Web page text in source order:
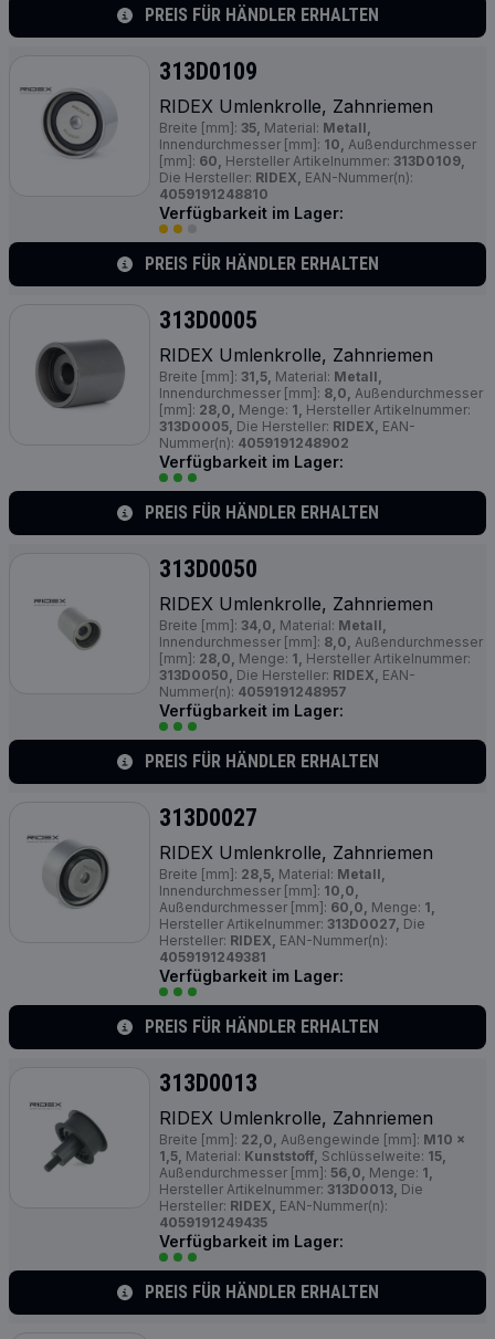
PREIS FÜR HÄNDLER ERHALTEN
313D0109
RIDEX Umlenkrolle, Zahnriemen
Breite [mm]: 35, Material: Metall,
Innendurchmesser [mm]: 10, Außendurchmesser
[mm]: 60, Hersteller Artikelnummer: 313D0109,
Die Hersteller: RIDEX, EAN-Nummer(n):
4059191248810
Verfügbarkeit im Lager:
PREIS FÜR HÄNDLER ERHALTEN
313D0005
RIDEX Umlenkrolle, Zahnriemen
Breite [mm]: 31,5, Material: Metall,
Innendurchmesser [mm]: 8,0, Außendurchmesser
[mm]: 28,0, Menge: 1, Hersteller Artikelnummer:
313D0005, Die Hersteller: RIDEX, EAN-
Nummer(n): 4059191248902
Verfügbarkeit im Lager:
PREIS FÜR HÄNDLER ERHALTEN
313D0050
RIDEX Umlenkrolle, Zahnriemen
Breite [mm]: 34,0, Material: Metall,
Innendurchmesser [mm]: 8,0, Außendurchmesser
[mm]: 28,0, Menge: 1, Hersteller Artikelnummer:
313D0050, Die Hersteller: RIDEX, EAN-
Nummer(n): 4059191248957
Verfügbarkeit im Lager:
PREIS FÜR HÄNDLER ERHALTEN
313D0027
RIDEX Umlenkrolle, Zahnriemen
Breite [mm]: 28,5, Material: Metall,
Innendurchmesser [mm]: 10,0,
Außendurchmesser [mm]: 60,0, Menge: 1,
Hersteller Artikelnummer: 313D0027, Die
Hersteller: RIDEX, EAN-Nummer(n):
4059191249381
Verfügbarkeit im Lager:
PREIS FÜR HÄNDLER ERHALTEN
313D0013
RIDEX Umlenkrolle, Zahnriemen
Breite [mm]: 22,0, Außengewinde [mm]: M10 x
1,5, Material: Kunststoff, Schlüsselweite: 15,
Außendurchmesser [mm]: 56,0, Menge: 1,
Hersteller Artikelnummer: 313D0013, Die
Hersteller: RIDEX, EAN-Nummer(n):
4059191249435
Verfügbarkeit im Lager:
PREIS FÜR HÄNDLER ERHALTEN